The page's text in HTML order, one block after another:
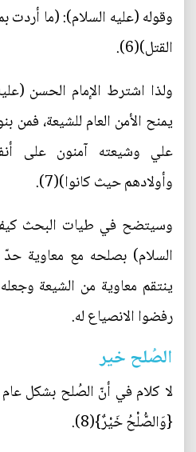
وقوله (عليه السلام): (ما أردت
القتل)(6).
ولذا اشترط الإمام الحسن
يمنح الأمن العام للشيعة،
علي وشيعته آمنون على
وأولادهم حيث كانوا)(7).
وسيتضح في طيات البحث كيف
السلام) بصلحه مع معاوية
ينتقم معاوية من الشيعة
رفضوا الانصياع له.
الصُلح خير
لا كلام في أنّ الصُلح بشكل
{وَالصُّلْحُ خَيْرٌ}(8).